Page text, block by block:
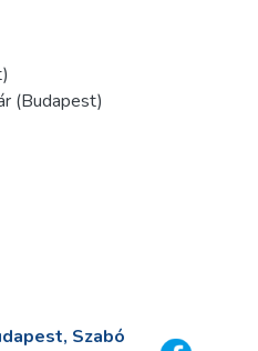
(Budapest)
Szabó